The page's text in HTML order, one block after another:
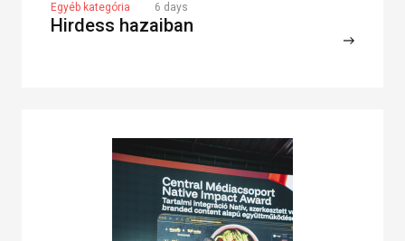
Egyéb kategória 6 days
Hirdess hazaiban